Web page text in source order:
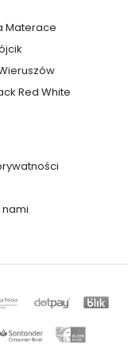
i stylem
salonu
jesion ciemny.
drewniana
z tej serii
To solidne meble
Materace
Red White
nami